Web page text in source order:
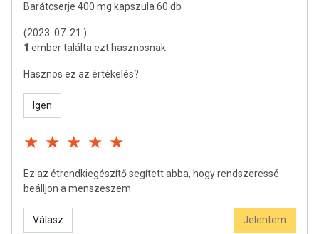
Barátcserje 400 mg kapszula 60 db
(2023. 07. 21.)
1 ember találta ezt hasznosnak
Hasznos ez az értékelés?
Igen
Ez az étrendkiegészítő segített abba, hogy rendszeressé
beálljon a menszeszem
Válasz Jelentem